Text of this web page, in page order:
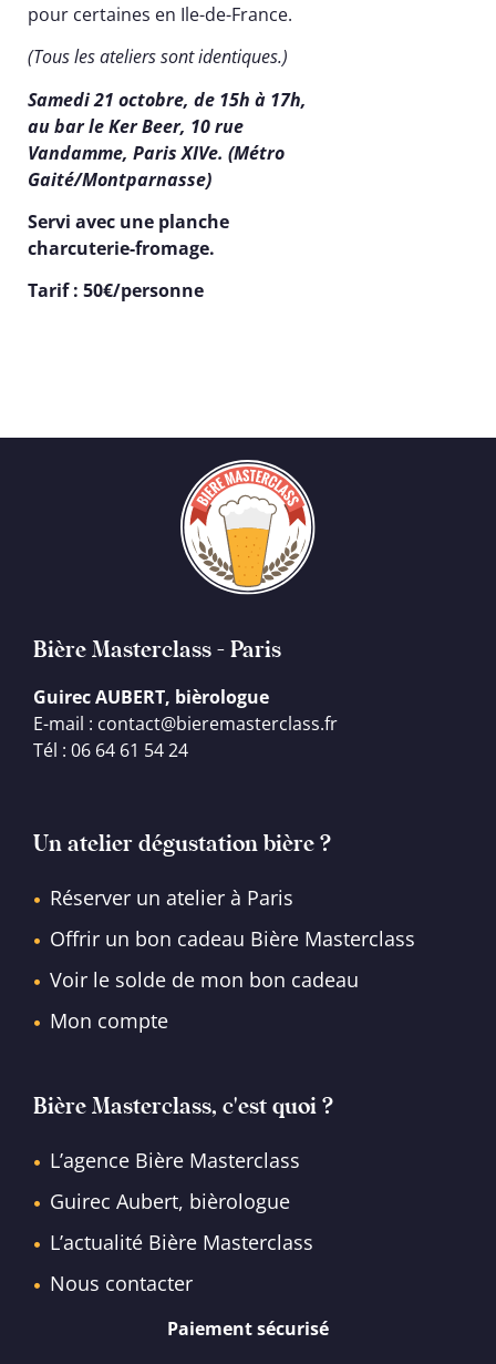
pour certaines en Ile-de-France.
(Tous les ateliers sont identiques.)
Samedi 21 octobre, de 15h à 17h,
au bar le Ker Beer, 10 rue
Vandamme, Paris XIVe. (Métro
Gaité/Montparnasse)
Servi avec une planche
charcuterie-fromage.
Tarif : 50€/personne
Bière Masterclass - Paris
Guirec AUBERT, bièrologue
E-mail : contact@bieremasterclass.fr
Tél : 06 64 61 54 24
Un atelier dégustation bière ?
Réserver un atelier à Paris
Offrir un bon cadeau Bière Masterclass
Voir le solde de mon bon cadeau
Mon compte
Bière Masterclass, c'est quoi ?
L’agence Bière Masterclass
Guirec Aubert, bièrologue
L’actualité Bière Masterclass
Nous contacter
Paiement sécurisé